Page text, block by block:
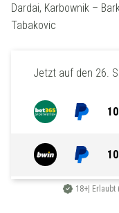
Dardai, Karbownik –
Tabakovic
Jetzt auf den 26.
18+| Erlaubt